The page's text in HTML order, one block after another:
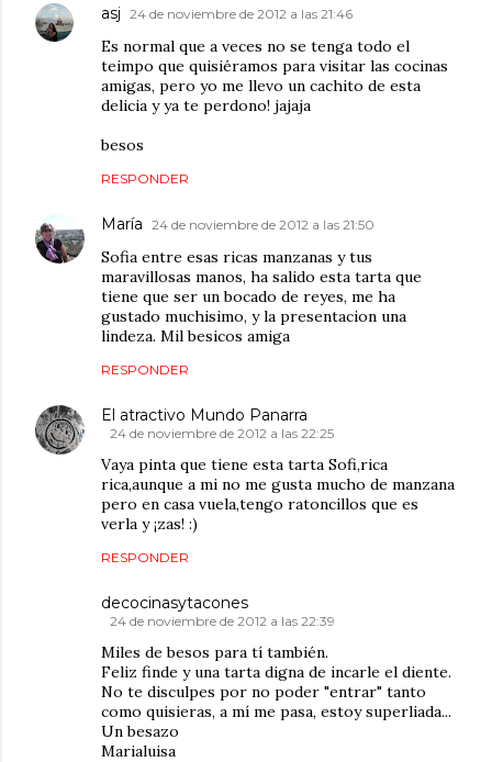
asj 24 de noviembre de 2012 a las 21:46
Es normal que a veces no se tenga todo el
teimpo que quisiéramos para visitar las cocinas
amigas, pero yo me llevo un cachito de esta
delicia y ya te perdono! jajaja
besos
RESPONDER
María 24 de noviembre de 2012 a las 21:50
Sofia entre esas ricas manzanas y tus
maravillosas manos, ha salido esta tarta que
tiene que ser un bocado de reyes, me ha
gustado muchisimo, y la presentacion una
lindeza. Mil besicos amiga
RESPONDER
El atractivo Mundo Panarra
24 de noviembre de 2012 a las 22:25
Vaya pinta que tiene esta tarta Sofi,rica
rica,aunque a mi no me gusta mucho de manzana
pero en casa vuela,tengo ratoncillos que es
verla y ¡zas! :)
RESPONDER
decocinasytacones
24 de noviembre de 2012 a las 22:39
Miles de besos para tí también.
Feliz finde y una tarta digna de incarle el diente.
No te disculpes por no poder "entrar" tanto
como quisieras, a mí me pasa, estoy superliada...
Un besazo
Marialuisa